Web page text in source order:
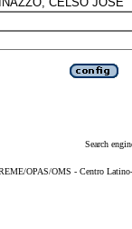
Search
OPAS/OMS - Centro Latino-